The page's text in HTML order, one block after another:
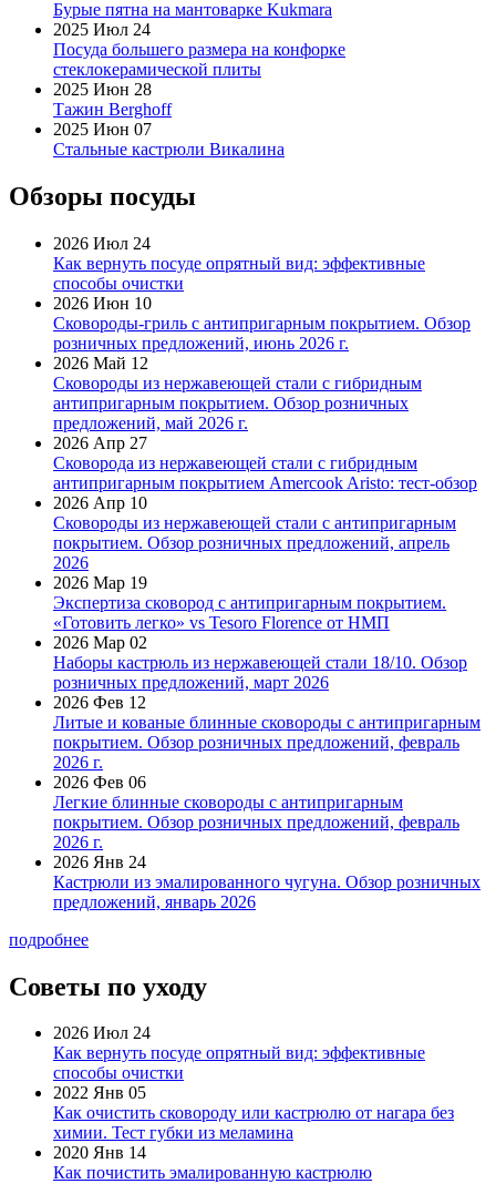
Бурые пятна на мантоварке Kukmara
2025 Июл 24
Посуда большего размера на конфорке
стеклокерамической плиты
2025 Июн 28
Тажин Berghoff
2025 Июн 07
Стальные кастрюли Викалина
Обзоры посуды
2026 Июл 24
Как вернуть посуде опрятный вид: эффективные
способы очистки
2026 Июн 10
Сковороды-гриль с антипригарным покрытием. Обзор
розничных предложений, июнь 2026 г.
2026 Май 12
Сковороды из нержавеющей стали с гибридным
антипригарным покрытием. Обзор розничных
предложений, май 2026 г.
2026 Апр 27
Сковорода из нержавеющей стали с гибридным
антипригарным покрытием Amercook Aristo: тест-обзор
2026 Апр 10
Сковороды из нержавеющей стали с антипригарным
покрытием. Обзор розничных предложений, апрель
2026
2026 Мар 19
Экспертиза сковород с антипригарным покрытием.
«Готовить легко» vs Tesoro Florence от НМП
2026 Мар 02
Наборы кастрюль из нержавеющей стали 18/10. Обзор
розничных предложений, март 2026
2026 Фев 12
Литые и кованые блинные сковороды с антипригарным
покрытием. Обзор розничных предложений, февраль
2026 г.
2026 Фев 06
Легкие блинные сковороды с антипригарным
покрытием. Обзор розничных предложений, февраль
2026 г.
2026 Янв 24
Кастрюли из эмалированного чугуна. Обзор розничных
предложений, январь 2026
подробнее
Советы по уходу
2026 Июл 24
Как вернуть посуде опрятный вид: эффективные
способы очистки
2022 Янв 05
Как очистить сковороду или кастрюлю от нагара без
химии. Тест губки из меламина
2020 Янв 14
Как почистить эмалированную кастрюлю